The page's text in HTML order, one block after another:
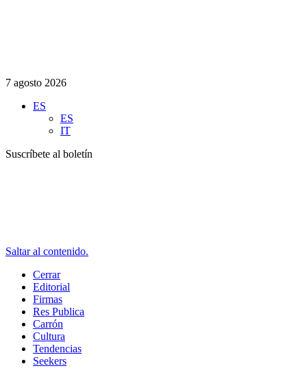
7 agosto 2026
ES
ES
IT
Suscríbete al boletín
Saltar al contenido.
Cerrar
Editorial
Firmas
Res Publica
Carrón
Cultura
Tendencias
Seekers